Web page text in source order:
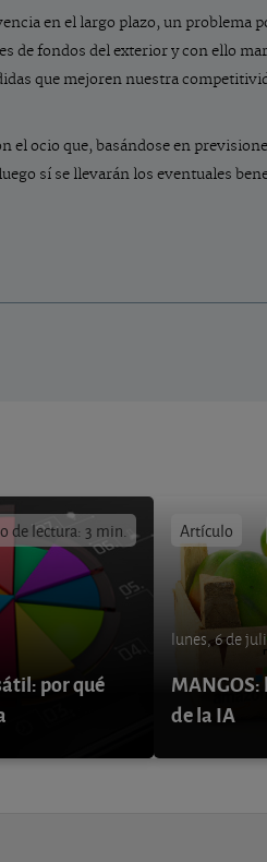
en el largo plazo, un problema
de fondos del exterior y con ello
que mejoren nuestra
el ocio que, basándose en
sí se llevarán los eventuales
de lectura: 3 min.
por qué
Artículo
lunes, 6 de
de la IA